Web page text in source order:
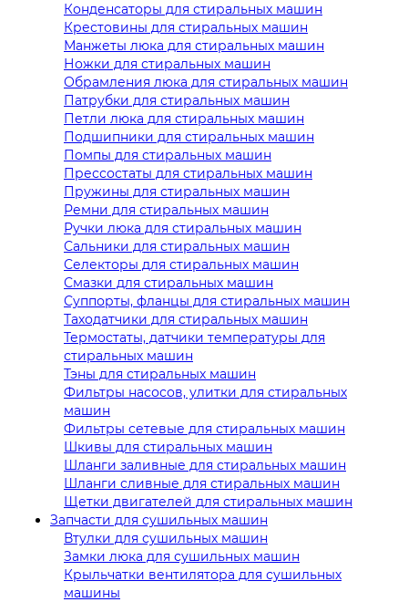
Конденсаторы для стиральных машин
Крестовины для стиральных машин
Манжеты люка для стиральных машин
Ножки для стиральных машин
Обрамления люка для стиральных машин
Патрубки для стиральных машин
Петли люка для стиральных машин
Подшипники для стиральных машин
Помпы для стиральных машин
Прессостаты для стиральных машин
Пружины для стиральных машин
Ремни для стиральных машин
Ручки люка для стиральных машин
Сальники для стиральных машин
Селекторы для стиральных машин
Смазки для стиральных машин
Суппорты, фланцы для стиральных машин
Таходатчики для стиральных машин
Термостаты, датчики температуры для
стиральных машин
Тэны для стиральных машин
Фильтры насосов, улитки для стиральных
машин
Фильтры сетевые для стиральных машин
Шкивы для стиральных машин
Шланги заливные для стиральных машин
Шланги сливные для стиральных машин
Щетки двигателей для стиральных машин
Запчасти для сушильных машин
Втулки для сушильных машин
Замки люка для сушильных машин
Крыльчатки вентилятора для сушильных
машины